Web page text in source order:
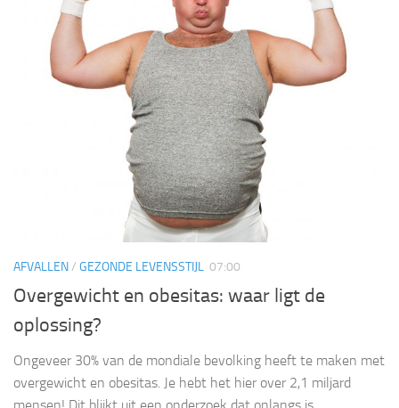
AFVALLEN/ GEZONDE LEVENSSTIJL 07:00
Overgewicht en obesitas: waar ligt de
oplossing?
Ongeveer 30% van de mondiale bevolking heeft te maken met
overgewicht en obesitas. Je hebt het hier over 2,1 miljard